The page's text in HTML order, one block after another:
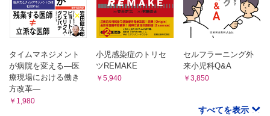
タイムマネジメント
が病院を変える―医
療現場における働き
方改革―
￥1,980
小児感染症のトリセ
ツREMAKE
￥5,940
セルフラーニング外
来小児科Q&A
￥3,850
すべてを表示